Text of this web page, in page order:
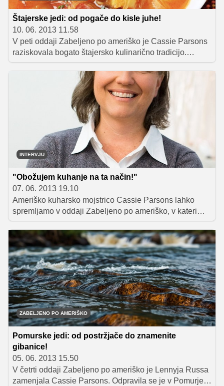
Štajerske jedi: od pogače do kisle juhe!
10. 06. 2013 11.58
V peti oddaji Zabeljeno po ameriško je Cassie Parsons
raziskovala bogato štajersko kulinarično tradicijo.
Poskusila je raznolike tradicionalne jedi, obiskala nekaj
ekoloških kmetij in seveda spoznala odlično štajersko
INTERVJU
"Obožujem kuhanje na ta način!"
07. 06. 2013 19.10
Ameriško kuharsko mojstrico Cassie Parsons lahko
spremljamo v oddaji Zabeljeno po ameriško, v kateri
skupaj s šefom Lennyjem Russom potuje po Sloveniji,
spoznava slovenske jedi, Slovencem pa predstavila
tradicionalne ameriške dobrote.
ZABELJENO PO AMERIŠKO
Pomurske jedi: od postržjače do znamenite
gibanice!
05. 06. 2013 15.50
V četrti oddaji Zabeljeno po ameriško je Lennyja Russa
zamenjala Cassie Parsons. Odpravila se je v Pomurje,